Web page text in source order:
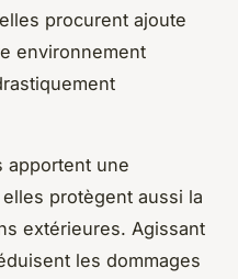
procurent ajoute
environnement
apportent une
elles protègent aussi la
extérieures. Agissant
les dommages